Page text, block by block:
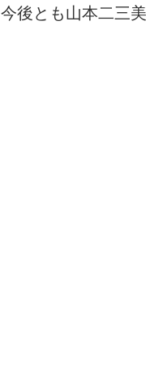
今後とも山本二三